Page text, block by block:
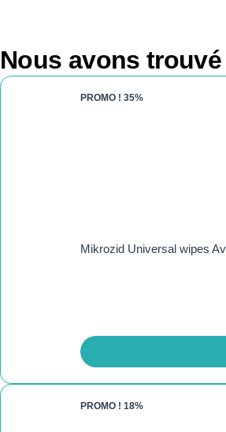
Nous avons
PROMO ! 35%
Mikrozid Universal wipes
PROMO ! 18%